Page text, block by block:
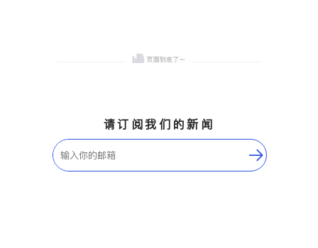
请订阅我们的新闻